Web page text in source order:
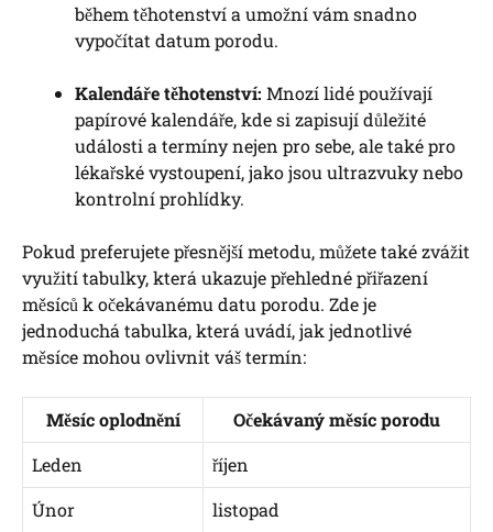
během těhotenství a umožní vám snadno
vypočítat datum porodu.
Kalendáře těhotenství: Mnozí lidé používají
papírové kalendáře, kde si zapisují důležité
události a termíny nejen pro sebe, ale také pro
lékařské vystoupení, jako jsou ultrazvuky nebo
kontrolní prohlídky.
Pokud preferujete přesnější metodu, můžete také zvážit
využití tabulky, která ukazuje přehledné přiřazení
měsíců k očekávanému datu porodu. Zde je
jednoduchá tabulka, která uvádí, jak jednotlivé
měsíce mohou ovlivnit váš termín:
Měsíc oplodnění
Očekávaný měsíc porodu
Leden
říjen
Únor
listopad